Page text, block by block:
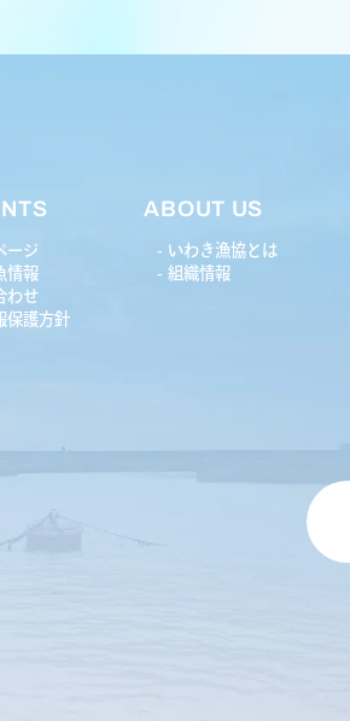
ージ
情報
わせ
保護方針
ABOUT US
いわき漁協とは
組織情報